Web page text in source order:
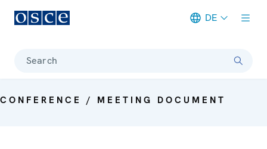
DE
Search
CONFERENCE / MEETING DOCUMENT